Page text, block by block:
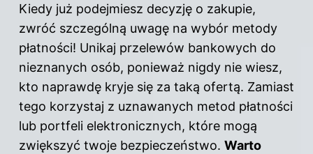
Kiedy już podejmiesz decyzję o zakupie,
zwróć szczególną uwagę na wybór metody
płatności! Unikaj przelewów bankowych do
nieznanych osób, ponieważ nigdy nie wiesz,
kto naprawdę kryje się za taką ofertą. Zamiast
tego korzystaj z uznawanych metod płatności
lub portfeli elektronicznych, które mogą
zwiększyć twoje bezpieczeństwo. Warto